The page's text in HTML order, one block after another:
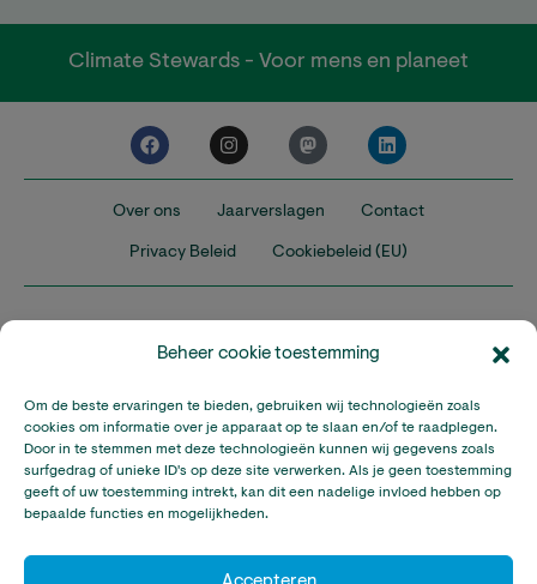
Beheer cookie toestemming
Om de beste ervaringen te bieden, gebruiken wij technologieën zoals
cookies om informatie over je apparaat op te slaan en/of te raadplegen.
Door in te stemmen met deze technologieën kunnen wij gegevens zoals
surfgedrag of unieke ID's op deze site verwerken. Als je geen toestemming
geeft of uw toestemming intrekt, kan dit een nadelige invloed hebben op
bepaalde functies en mogelijkheden.
Climate Stewards - Voor mens en planeet
Over ons Jaarverslagen Contact
Privacy Beleid Cookiebeleid (EU)
Nederland Verenigd Koninkrijk Verenigde Staten
Climate Stewards is onderdeel van Stichting A Rocha Nederland,
een geregistreerd goed doel in Nederland (RSIN: 815032924).
© Copyright Climate Stewards Ltd. – All rights reserved.